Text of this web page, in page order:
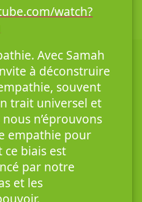
watch?
Avec Samah
à déconstruire
souvent
trait universel et
n’éprouvons
empathie pour
biais est
par notre
et les